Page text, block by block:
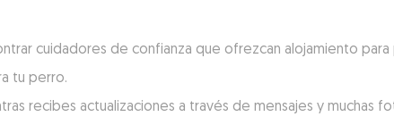
cuidadores de confianza que ofrezcan alojamiento
tu perro.
recibes actualizaciones a través de mensajes y muchas